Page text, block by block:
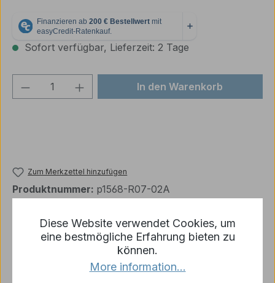
Sofort verfügbar, Lieferzeit: 2 Tage
Produkt Anzahl: Gib denIn den Warenkorb
Zum Merkzettel hinzufügen
Produktnummer: p1568-R07-02A
Beschreibung
Ein Paar Original Heng Long Kunststoff
Antriebsräder für Panzer M41Mehr
Diese Website verwendet Cookies, um
eine bestmögliche Erfahrung bieten zu
können.
More information...